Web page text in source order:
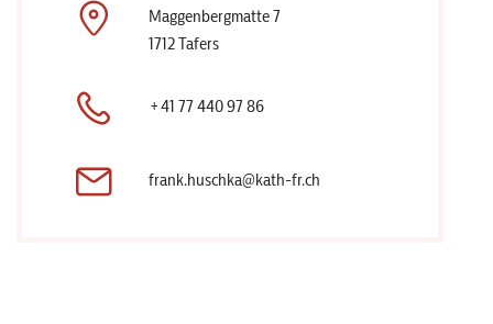
Maggenbergmatte 7
1712 Tafers
+41 77 440 97 86
frank.huschka@kath-fr.ch